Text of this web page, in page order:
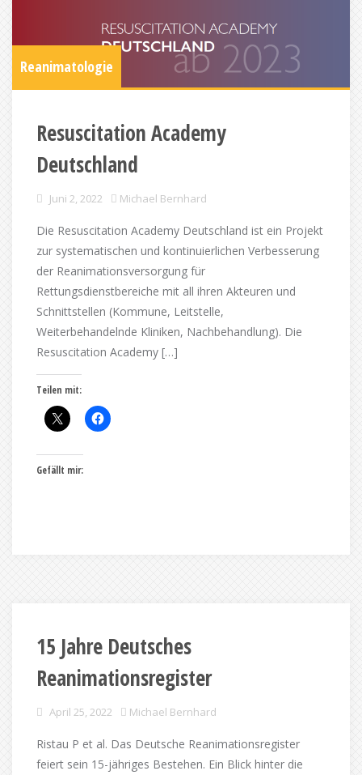
Reanimatologie
Resuscitation Academy
Deutschland
Juni 2, 2022 Michael Bernhard
Die Resuscitation Academy Deutschland ist ein Projekt
zur systematischen und kontinuierlichen Verbesserung
der Reanimationsversorgung für
Rettungsdienstbereiche mit all ihren Akteuren und
Schnittstellen (Kommune, Leitstelle,
Weiterbehandelnde Kliniken, Nachbehandlung). Die
Resuscitation Academy […]
Teilen mit:
Gefällt mir:
15 Jahre Deutsches
Reanimationsregister
April 25, 2022 Michael Bernhard
Ristau P et al. Das Deutsche Reanimationsregister
feiert sein 15-jähriges Bestehen. Ein Blick hinter die